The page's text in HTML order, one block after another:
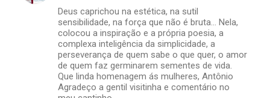
Deus caprichou na estética, na sutil
sensibilidade, na força que não é bruta... Nela,
colocou a inspiração e a própria poesia, a
complexa inteligência da simplicidade, a
perseverança de quem sabe o que quer, o amor
de quem faz germinarem sementes de vida.
Que linda homenagem ás mulheres, Antônio
Agradeço a gentil visitinha e comentário no